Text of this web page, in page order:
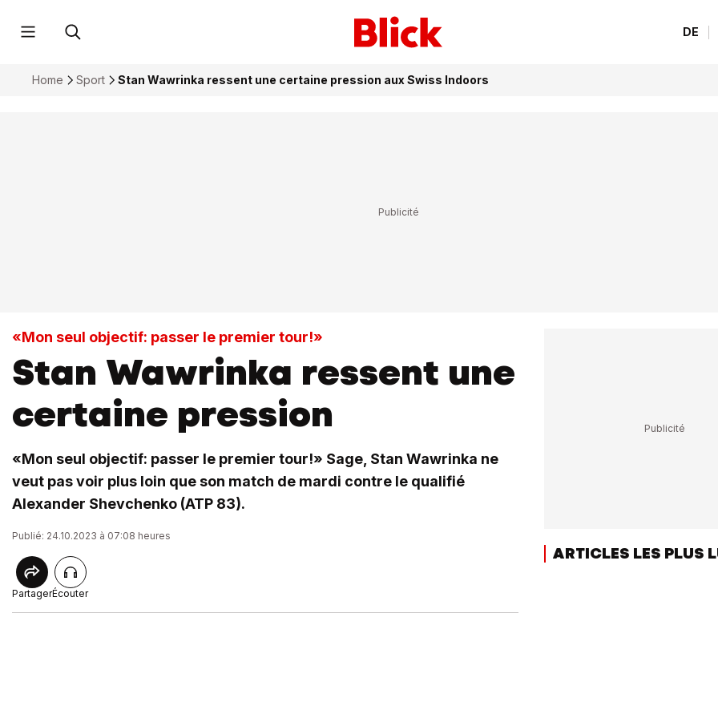
DE
Home Sport Stan Wawrinka ressent une certaine pression aux Swiss Indoors
«Mon seul objectif: passer le premier tour!»
Stan Wawrinka ressent une
certaine pression
«Mon seul objectif: passer le premier tour!» Sage, Stan Wawrinka ne
veut pas voir plus loin que son match de mardi contre le qualifié
Alexander Shevchenko (ATP 83).
Publié: 24.10.2023 à 07:08 heures
PartagerÉcouter
ARTICLES LES PLUS